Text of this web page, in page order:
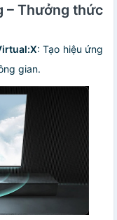
– Thưởng thức
: Tạo hiệu ứng
gian.